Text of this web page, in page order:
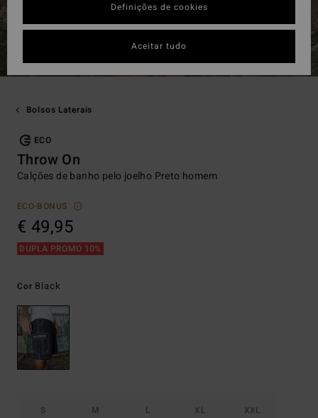
Bolsos Laterais
ECO
Throw On
Calções de banho pelo joelho Preto homem
ECO-BONUS
€ 49,95
DUPLA PROMO 10%
Cor Black
S M L XL XXL
Definições de cookies
Aceitar tudo